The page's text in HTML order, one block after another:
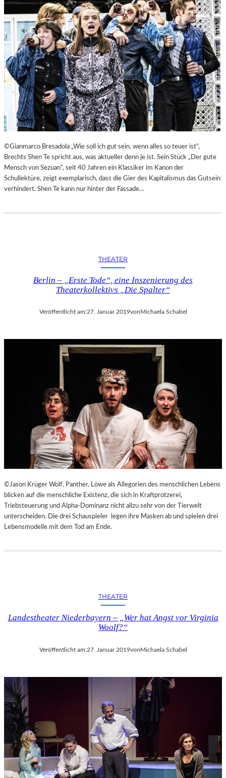
©Gianmarco Bresadola „Wie soll ich gut sein, wenn alles so teuer ist“,
Brechts Shen Te spricht aus, was aktueller denn je ist. Sein Stück „Der gute
Mensch von Sezuan“, seit 40 Jahren ein Klassiker im Kanon der
Schullektüre, zeigt exemplarisch, dass die Gier des Kapitalismus das Gutsein
verhindert. Shen Te kann nur hinter der Fassade…
THEATER
Berlin – „Erste Tode“, eine Inszenierung des
Theaterkollektivs „Die Spalter“
Veröffentlicht am:27. Januar 2019vonMichaela Schabel
©Jason Krüger Wolf, Panther, Löwe als Allegorien des menschlichen Lebens
blicken auf die menschliche Existenz, die sich in Kraftprotzerei,
Triebsteuerung und Alpha-Dominanz nicht allzu sehr von der Tierwelt
unterscheiden. Die drei Schauspieler legen ihre Masken ab und spielen drei
Lebensmodelle mit dem Tod am Ende.
THEATER
Landestheater Niederbayern – „Wer hat Angst vor Virginia
Woolf?“
Veröffentlicht am:27. Januar 2019vonMichaela Schabel